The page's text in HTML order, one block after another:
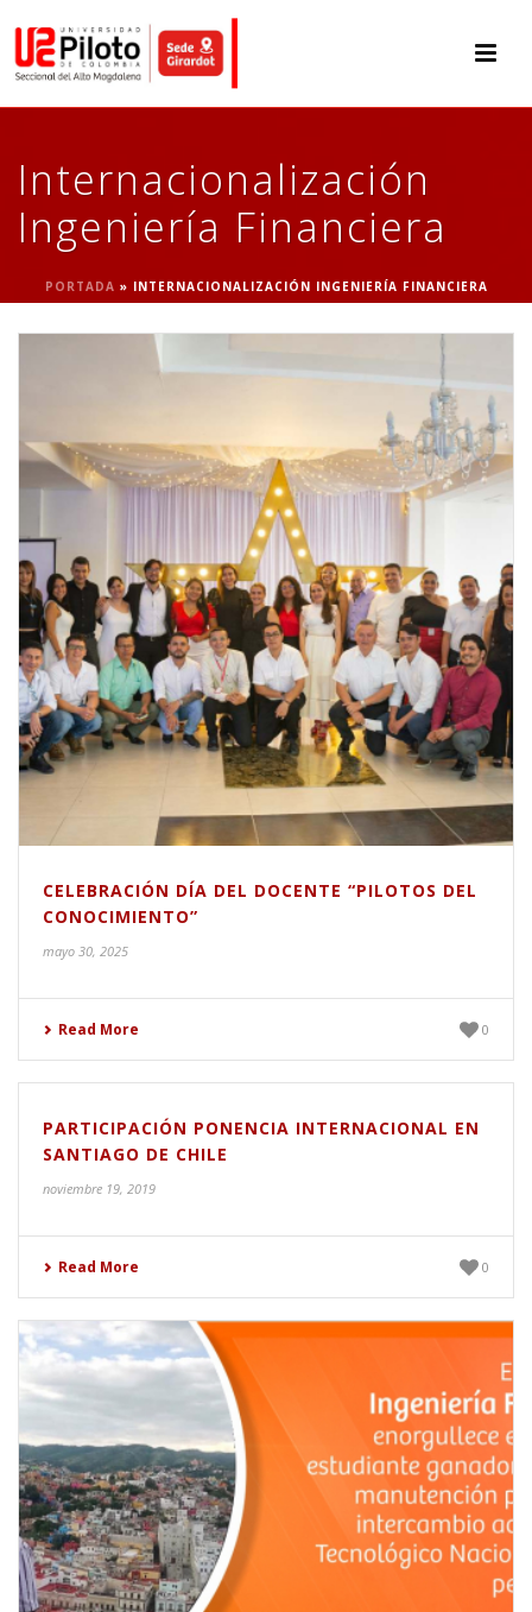
Internacionalización
Ingeniería Financiera
PORTADA » INTERNACIONALIZACIÓN INGENIERÍA FINANCIERA
CELEBRACIÓN DÍA DEL DOCENTE “PILOTOS DEL
CONOCIMIENTO”
mayo 30, 2025
Read More 0
PARTICIPACIÓN PONENCIA INTERNACIONAL EN
SANTIAGO DE CHILE
noviembre 19, 2019
Read More 0